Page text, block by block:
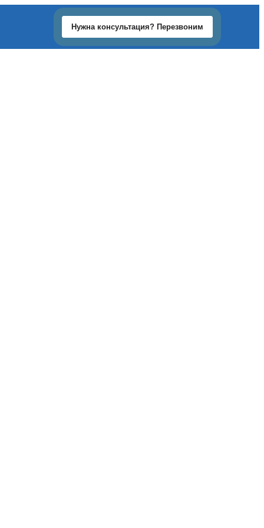
Нужна консультация? Перезвоним